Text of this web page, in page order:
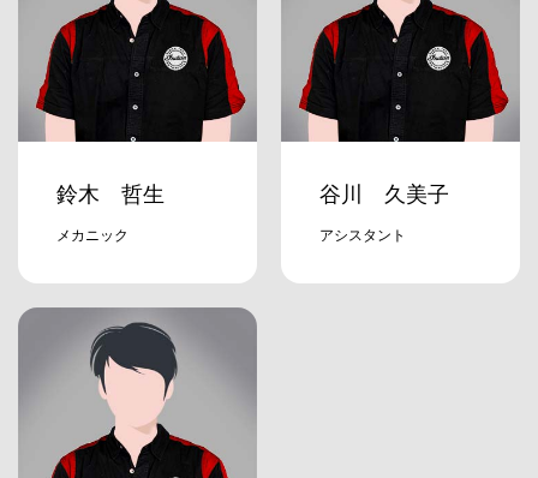
鈴木 哲生
メカニック
谷川 久美子
アシスタント